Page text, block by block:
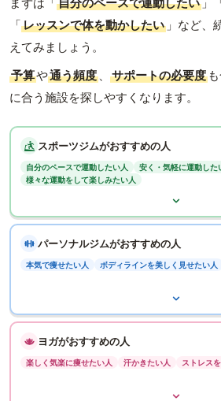
まずは「自分のペースで運動したい 」
「レッスンで体を動かしたい 」など、
えてみましょう。
予算や通う頻度 、 サポートの必要度
に合う施設を探しやすくなります。
スポーツジムがおすすめの人
自分のペースで運動したい人
安く・気軽に運動した
様々な運動をして楽しみたい人
パーソナルジムがおすすめの人
本気で痩せたい人 ボディラインを美しく見せたい人
ヨガがおすすめの人
楽しく気楽に痩せたい人 汗かきたい人 ストレス